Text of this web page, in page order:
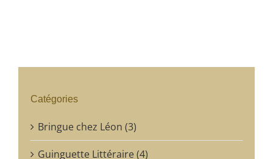
Catégories
Bringue chez Léon (3)
Guinguette Littéraire (4)